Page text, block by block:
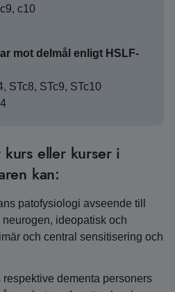
c10
mot delmål enligt HSLF-
STc8, STc9, STc10
eller kurser i
kan:
patofysiologi avseende till
ideopatisk och
och central sensitisering och
respektive dementa personers